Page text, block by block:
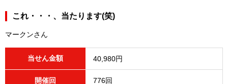
これ・・・、当たります(笑)
マークンさん
当せん金額 40,980円
開催回 776回